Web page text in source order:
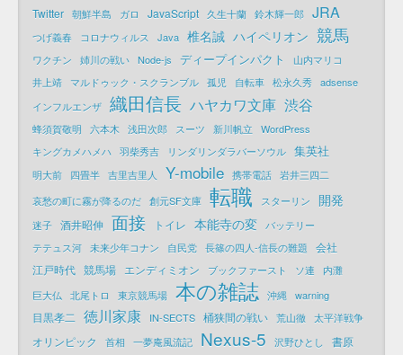
Twitter 朝鮮半島 ガロ JavaScript 久生十蘭 鈴木輝一郎 JRA
つげ義春 コロナウィルス Java 椎名誠 ハイペリオン 競馬
ワクチン 姉川の戦い Node-js ディープインパクト
山内マリコ
井上靖
マルドゥック・スクランブル 孤児 自転車 松永久秀 adsense
インフルエンザ 織田信長 ハヤカワ文庫 渋谷
蜂須賀敬明 六本木 浅田次郎 スーツ 新川帆立
WordPress
キングカメハメハ 羽柴秀吉 リンダリンダラバーソウル 集英社
明大前 四畳半 吉里吉里人 Y-mobile 携帯電話 岩井三四二
哀愁の町に霧が降るのだ 創元SF文庫 転職 スターリン 開発
迷子 酒井昭伸 面接 トイレ 本能寺の変
バッテリー
テテュス河 未来少年コナン 自民党 長篠の四人-信長の難題
会社
江戸時代 競馬場 エンディミオン ブックファースト ソ連
内灘
巨大仏
北尾トロ 東京競馬場 本の雑誌 沖縄 warning
目黒孝二 徳川家康 IN-SECTS 桶狭間の戦い 荒山徹 太平洋戦争
オリンピック 首相 一夢庵風流記 Nexus-5 沢野ひとし 書原